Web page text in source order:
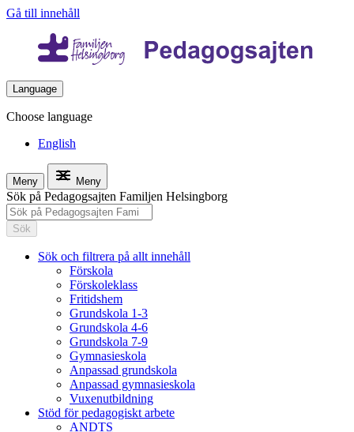
Gå till innehåll
Language
Choose language
English
Meny Meny
Sök på Pedagogsajten Familjen Helsingborg
Sök
Sök och filtrera på allt innehåll
Förskola
Förskoleklass
Fritidshem
Grundskola 1-3
Grundskola 4-6
Grundskola 7-9
Gymnasieskola
Anpassad grundskola
Anpassad gymnasieskola
Vuxenutbildning
Stöd för pedagogiskt arbete
ANDTS